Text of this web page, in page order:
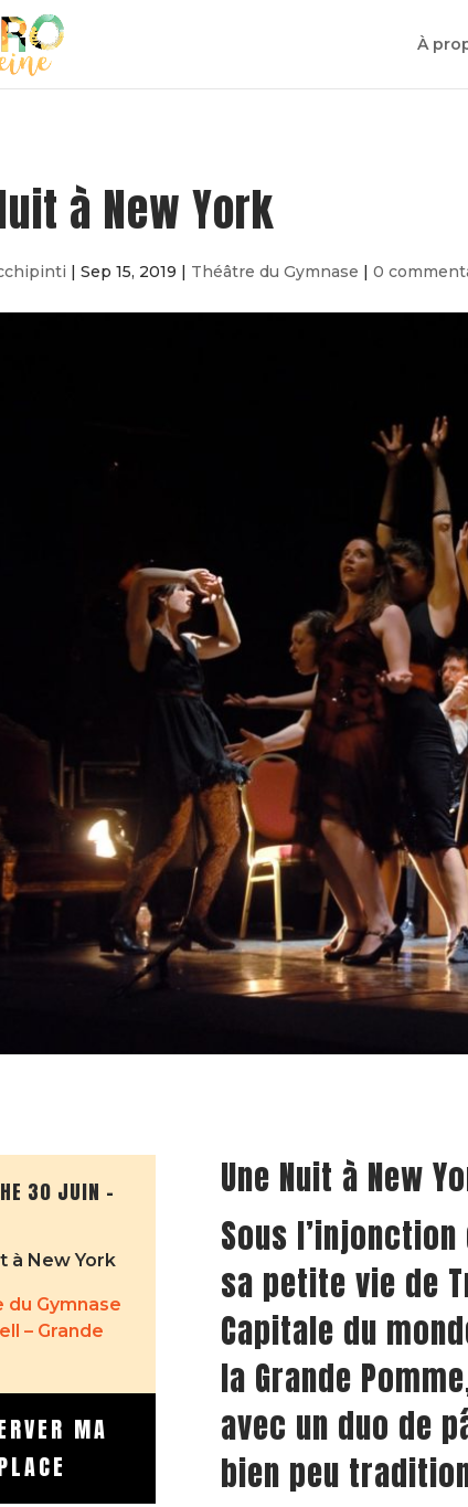
À
à New York
|Sep 15, 2019 | Théâtre du Gymnase |0
30 JUIN –
à New York
du Gymnase
– Grande
MA
Une Nuit à New
Sous
sa petite vie de
Capitale du
la Grande
avec un duo de
bien peu